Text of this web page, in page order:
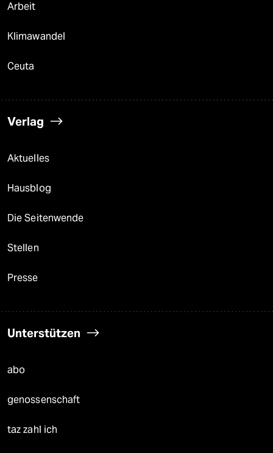
Arbeit
Klimawandel
Ceuta
Verlag
Aktuelles
Hausblog
Die Seitenwende
Stellen
Presse
Unterstützen
abo
genossenschaft
taz zahl ich